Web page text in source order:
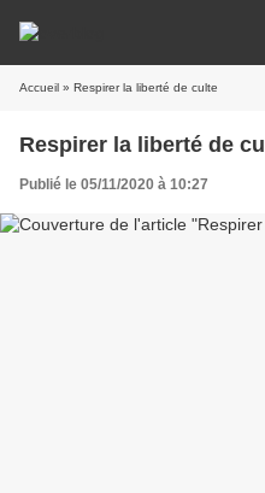
Accueil » Respirer la liberté de culte
Respirer la liberté de
Publié le 05/11/2020 à 10:27